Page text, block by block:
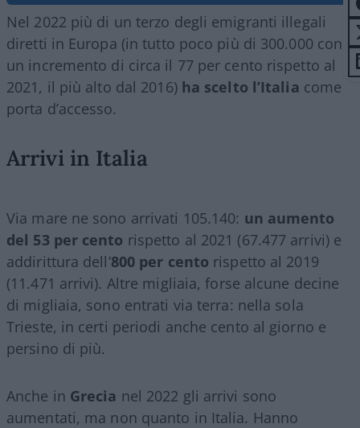
Nel 2022 più di un terzo degli emigranti illegali
diretti in Europa (in tutto poco più di 300.000 con
un incremento di circa il 77 per cento rispetto al
2021, il più alto dal 2016) ha scelto l’Italia come
porta d’accesso.
Arrivi in Italia
Via mare ne sono arrivati 105.140: un aumento
del 53 per cento rispetto al 2021 (67.477 arrivi) e
addirittura dell’800 per cento rispetto al 2019
(11.471 arrivi). Altre migliaia, forse alcune decine
di migliaia, sono entrati via terra: nella sola
Trieste, in certi periodi anche cento al giorno e
persino di più.
Anche in Grecia nel 2022 gli arrivi sono
aumentati, ma non quanto in Italia. Hanno